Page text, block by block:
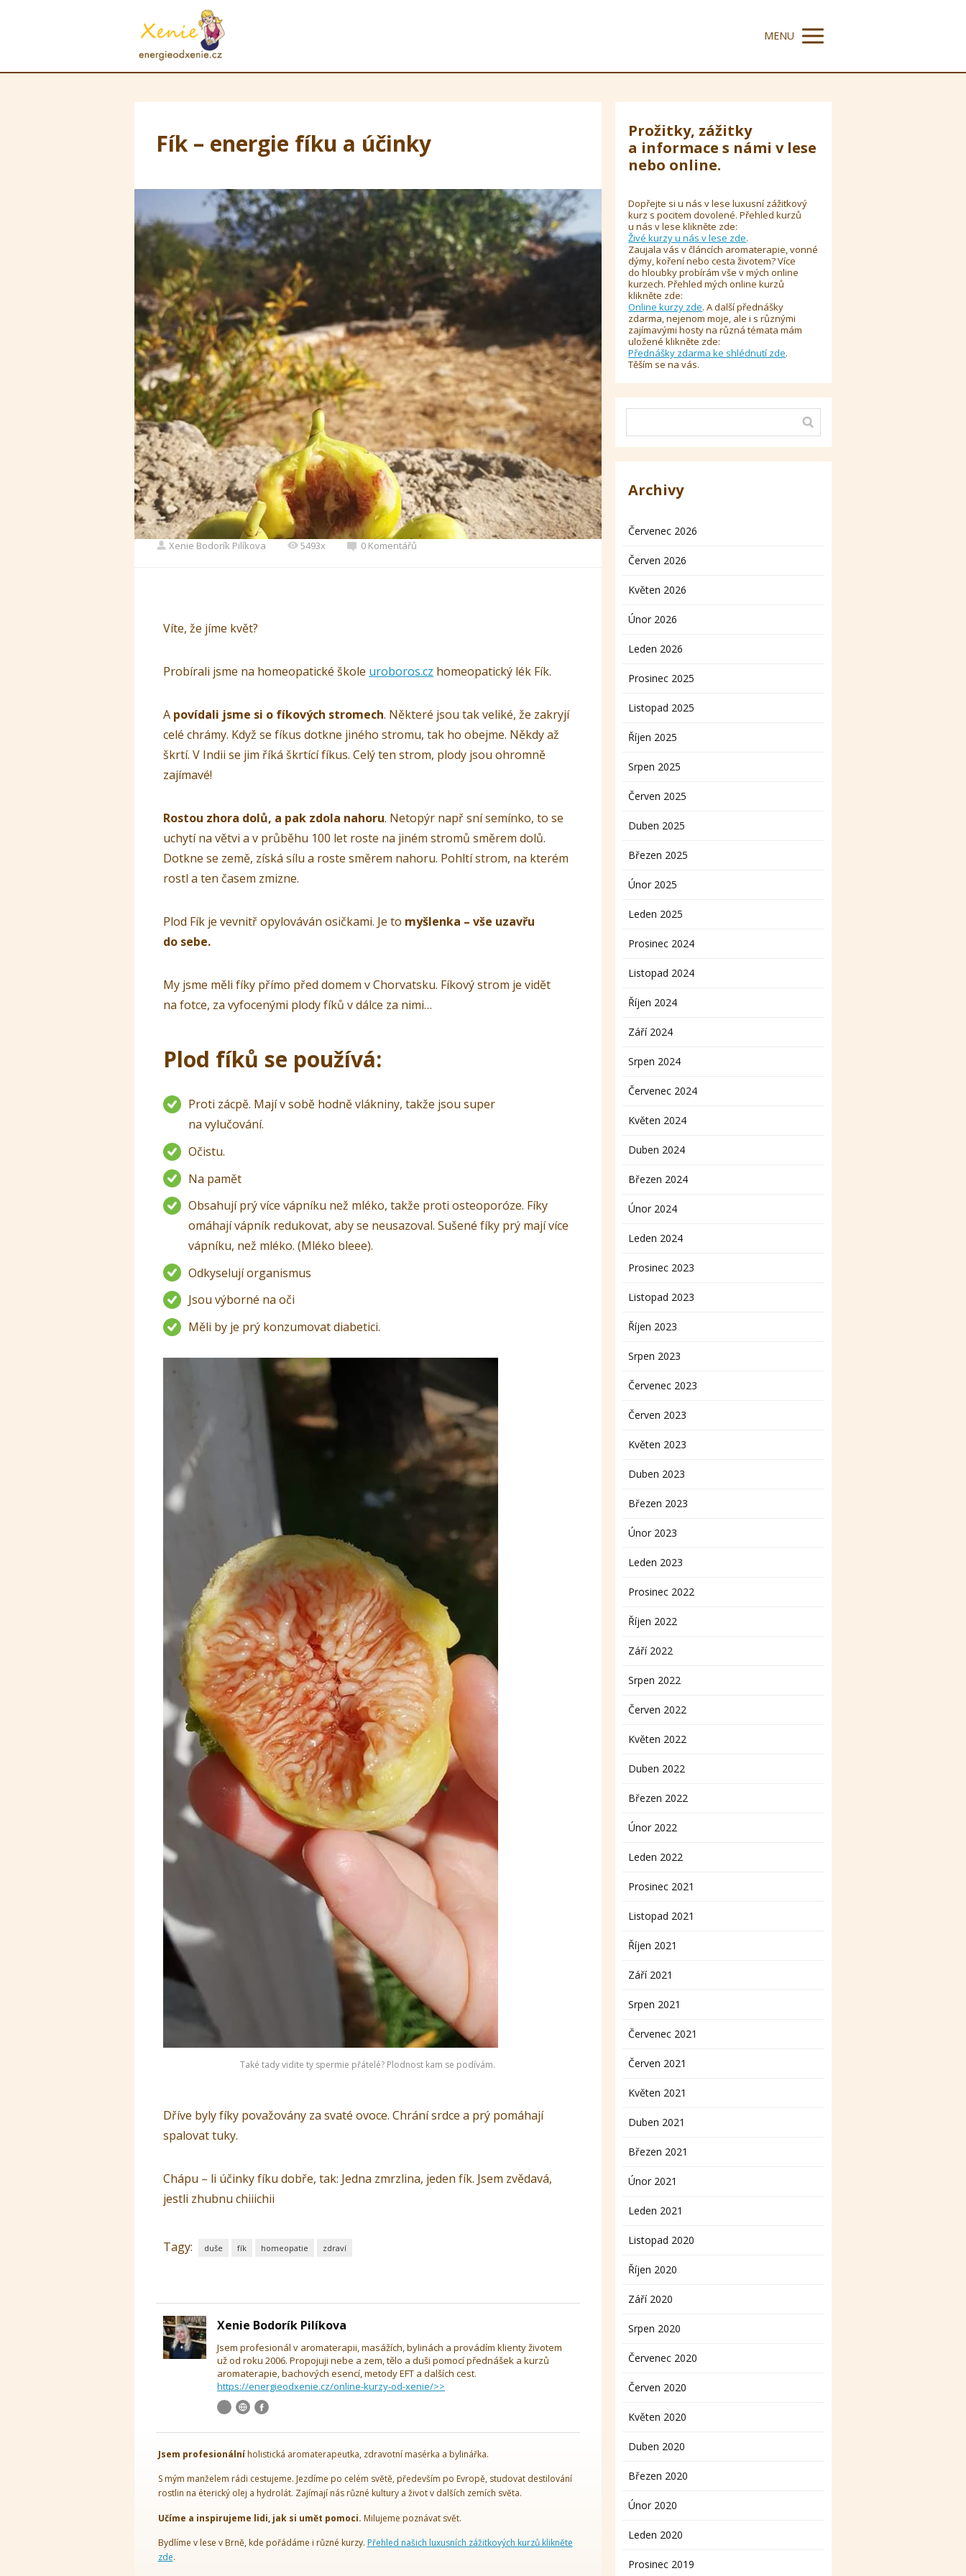
MENU
Fík – energie fíku a účinky
Xenie Bodorík Pilíkova 5493x 0 Komentářů
Víte, že jíme květ?
Probírali jsme na homeopatické škole uroboros.cz homeopatický lék Fík.
A povídali jsme si o fíkových stromech. Některé jsou tak veliké, že zakryjí
celé chrámy. Když se fíkus dotkne jiného stromu, tak ho obejme. Někdy až
škrtí. V Indii se jim říká škrtící fíkus. Celý ten strom, plody jsou ohromně
zajímavé!
Rostou zhora dolů, a pak zdola nahoru. Netopýr např sní semínko, to se
uchytí na větvi a v průběhu 100 let roste na jiném stromů směrem dolů.
Dotkne se země, získá sílu a roste směrem nahoru. Pohltí strom, na kterém
rostl a ten časem zmizne.
Plod Fík je vevnitř opylováván osičkami. Je to myšlenka – vše uzavřu
do sebe.
My jsme měli fíky přímo před domem v Chorvatsku. Fíkový strom je vidět
na fotce, za vyfocenými plody fíků v dálce za nimi…
Plod fíků se používá:
Proti zácpě. Mají v sobě hodně vlákniny, takže jsou super
na vylučování.
Očistu.
Na pamět
Obsahují prý více vápníku než mléko, takže proti osteoporóze. Fíky
omáhají vápník redukovat, aby se neusazoval. Sušené fíky prý mají více
vápníku, než mléko. (Mléko bleee).
Odkyselují organismus
Jsou výborné na oči
Měli by je prý konzumovat diabetici.
Také tady vidite ty spermie přátelé? Plodnost kam se podívám.
Dříve byly fíky považovány za svaté ovoce. Chrání srdce a prý pomáhají
spalovat tuky.
Chápu – li účinky fíku dobře, tak: Jedna zmrzlina, jeden fík. Jsem zvědavá,
jestli zhubnu chiiichii
Tagy: duše fík homeopatie zdraví
Xenie Bodorík Pilíkova
Jsem profesionál v aromaterapii, masážích, bylinách a provádím klienty životem
už od roku 2006. Propojuji nebe a zem, tělo a duši pomocí přednášek a kurzů
aromaterapie, bachových esencí, metody EFT a dalších cest.
https://energieodxenie.cz/online-kurzy-od-xenie/>>
Jsem profesionálníholistická aromaterapeutka, zdravotní masérka a bylinářka.
S mým manželem rádi cestujeme. Jezdíme po celém světě, především po Evropě, studovat destilování
rostlin na éterický olej a hydrolát. Zajímají nás různé kultury a život v dalších zemích světa.
Učíme a inspirujeme lidi, jak si umět pomoci. Milujeme poznávat svět.
Bydlíme v lese v Brně, kde pořádáme i různé kurzy. Přehled našich luxusních zážitkových kurzů klikněte
zde.
Prožitky, zážitky
a informace s námi v lese
nebo online.
Dopřejte si u nás v lese luxusní zážitkový
kurz s pocitem dovolené. Přehled kurzů
u nás v lese klikněte zde:
Živé kurzy u nás v lese zde.
Zaujala vás v článcích aromaterapie, vonné
dýmy, koření nebo cesta životem? Více
do hloubky probírám vše v mých online
kurzech. Přehled mých online kurzů
klikněte zde:
Online kurzy zde. A další přednášky
zdarma, nejenom moje, ale i s různými
zajímavými hosty na různá témata mám
uložené klikněte zde:
Přednášky zdarma ke shlédnutí zde.
Těším se na vás.
Archivy
Červenec 2026
Červen 2026
Květen 2026
Únor 2026
Leden 2026
Prosinec 2025
Listopad 2025
Říjen 2025
Srpen 2025
Červen 2025
Duben 2025
Březen 2025
Únor 2025
Leden 2025
Prosinec 2024
Listopad 2024
Říjen 2024
Září 2024
Srpen 2024
Červenec 2024
Květen 2024
Duben 2024
Březen 2024
Únor 2024
Leden 2024
Prosinec 2023
Listopad 2023
Říjen 2023
Srpen 2023
Červenec 2023
Červen 2023
Květen 2023
Duben 2023
Březen 2023
Únor 2023
Leden 2023
Prosinec 2022
Říjen 2022
Září 2022
Srpen 2022
Červen 2022
Květen 2022
Duben 2022
Březen 2022
Únor 2022
Leden 2022
Prosinec 2021
Listopad 2021
Říjen 2021
Září 2021
Srpen 2021
Červenec 2021
Červen 2021
Květen 2021
Duben 2021
Březen 2021
Únor 2021
Leden 2021
Listopad 2020
Říjen 2020
Září 2020
Srpen 2020
Červenec 2020
Červen 2020
Květen 2020
Duben 2020
Březen 2020
Únor 2020
Leden 2020
Prosinec 2019